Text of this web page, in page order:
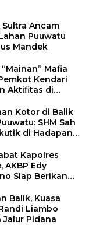
Sultra Ancam
Puuwatu
Mandek
Mafia
Kendari
Aktifitas di
Kotor di Balik
SHM Sah
di Hadapan
Kapolres
AKBP Edy
Siap Berikan
Balik, Kuasa
Liambo
Jalur Pidana